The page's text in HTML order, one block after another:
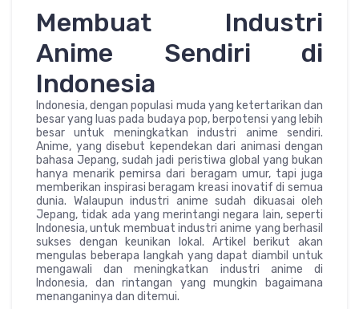
Membuat Industri
Anime Sendiri di
Indonesia
Indonesia, dengan populasi muda yang ketertarikan dan
besar yang luas pada budaya pop, berpotensi yang lebih
besar untuk meningkatkan industri anime sendiri.
Anime, yang disebut kependekan dari animasi dengan
bahasa Jepang, sudah jadi peristiwa global yang bukan
hanya menarik pemirsa dari beragam umur, tapi juga
memberikan inspirasi beragam kreasi inovatif di semua
dunia. Walaupun industri anime sudah dikuasai oleh
Jepang, tidak ada yang merintangi negara lain, seperti
Indonesia, untuk membuat industri anime yang berhasil
sukses dengan keunikan lokal. Artikel berikut akan
mengulas beberapa langkah yang dapat diambil untuk
mengawali dan meningkatkan industri anime di
Indonesia, dan rintangan yang mungkin bagaimana
menanganinya dan ditemui.